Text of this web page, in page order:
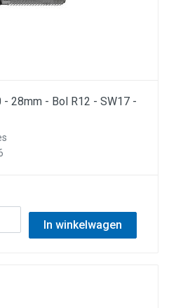
28mm - Bol R12 - SW17 -
In winkelwagen